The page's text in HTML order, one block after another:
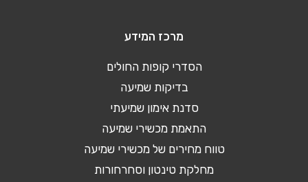
מרכז המידע
הסדרי קופות החולים
בדיקות שמיעה
סדנת אימון שמיעתי
התאמת מכשירי שמיעה
טווח מחירים של מכשירי שמיעה
מחלקת טינטון וסחרחורות